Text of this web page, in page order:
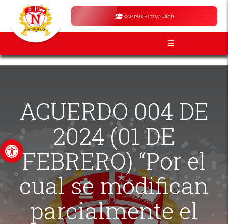
Abrir barra de herramientas
CAMPUS VIRTUAL ETR
ACUERDO 004 DE
2024 (01 DE
FEBRERO) “Por el
cual se modifican
parcialmente el